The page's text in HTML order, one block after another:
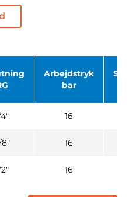
Arbejdstryk
bar
16
16
16